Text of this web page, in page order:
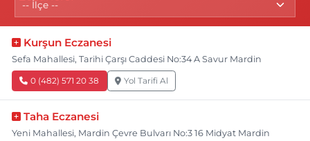
Kurşun Eczanesi
Sefa Mahallesi, Tarihi Çarşı Caddesi No:34 A Savur Mardin
0 (482) 571 20 38 Yol Tarifi Al
Taha Eczanesi
Yeni Mahallesi, Mardin Çevre Bulvarı No:3 16 Midyat Mardin